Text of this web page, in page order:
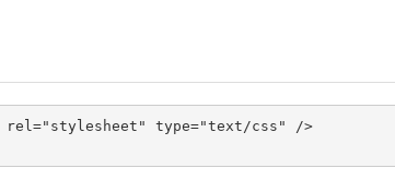
rel="stylesheet" type="text/css" />